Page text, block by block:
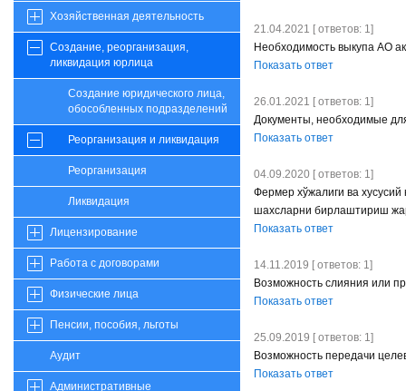
Хозяйственная деятельность
Создание, реорганизация,
ликвидация юрлица
Создание юридического лица,
обособленных подразделений
Реорганизация и ликвидация
Реорганизация
Ликвидация
Лицензирование
Работа с договорами
Физические лица
Пенсии, пособия, льготы
Аудит
Административные
21.04.2021 [ ответов: 1]
Необходимость выкупа АО
Показать ответ
26.01.2021 [ ответов: 1]
Документы, необходимые
Показать ответ
04.09.2020 [ ответов: 1]
Фермер хўжалиги ва
шахсларни бирлаштириш
Показать ответ
14.11.2019 [ ответов: 1]
Возможность слияния или
Показать ответ
25.09.2019 [ ответов: 1]
Возможность передачи
Показать ответ